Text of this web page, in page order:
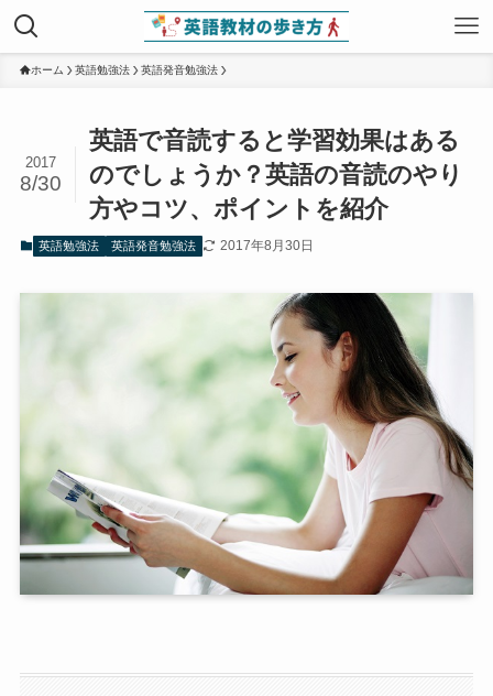
ホーム 英語勉強法 英語発音勉強法
英語で音読すると学習効果はある
のでしょうか？英語の音読のやり
方やコツ、ポイントを紹介
2017
8/30
英語勉強法 英語発音勉強法 2017年8月30日